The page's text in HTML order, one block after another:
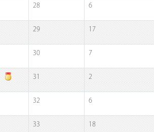
28 6
29 17
30 7
31 2
32 6
33 18